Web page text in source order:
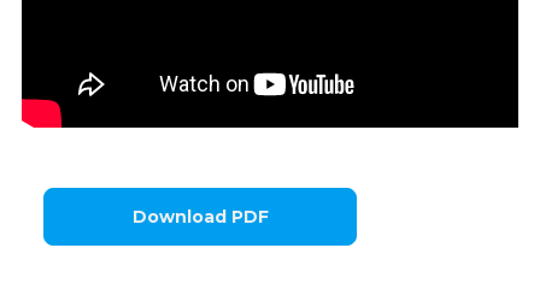
Download PDF